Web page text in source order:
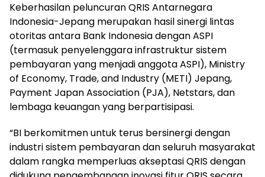
Keberhasilan peluncuran QRIS Antarnegara
Indonesia-Jepang merupakan hasil sinergi lintas
otoritas antara Bank Indonesia dengan ASPI
(termasuk penyelenggara infrastruktur sistem
pembayaran yang menjadi anggota ASPI), Ministry
of Economy, Trade, and Industry (METI) Jepang,
Payment Japan Association (PJA), Netstars, dan
lembaga keuangan yang berpartisipasi.
“BI berkomitmen untuk terus bersinergi dengan
industri sistem pembayaran dan seluruh masyarakat
dalam rangka memperluas akseptasi QRIS dengan